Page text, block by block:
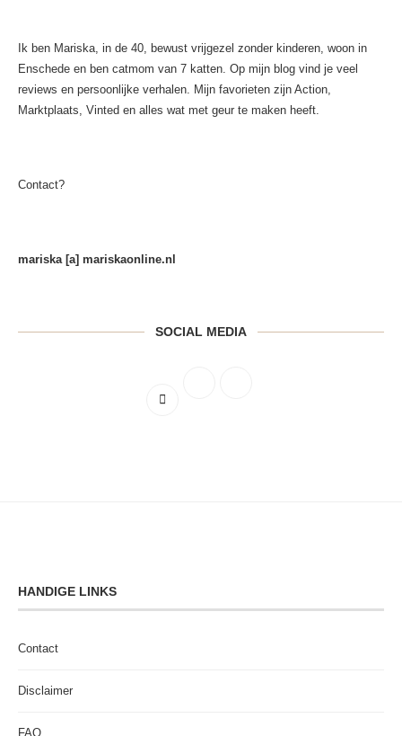
Ik ben Mariska, in de 40, bewust vrijgezel zonder kinderen, woon in
Enschede en ben catmom van 7 katten. Op mijn blog vind je veel
reviews en persoonlijke verhalen. Mijn favorieten zijn Action,
Marktplaats, Vinted en alles wat met geur te maken heeft.
Contact?
mariska [a] mariskaonline.nl
SOCIAL MEDIA
HANDIGE LINKS
Contact
Disclaimer
FAQ